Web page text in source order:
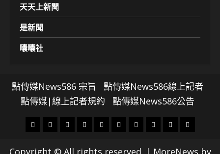
天天上新聞
是新聞
囔囔社
點傳媒News586 宗旨
點傳媒News586線上記者
點傳媒|線上記者規約
點傳媒News586公告
頭
財
地
社
文
科
專
娛
影
政
國
運
生
Copyright © All rights reserved. | MoreNews by